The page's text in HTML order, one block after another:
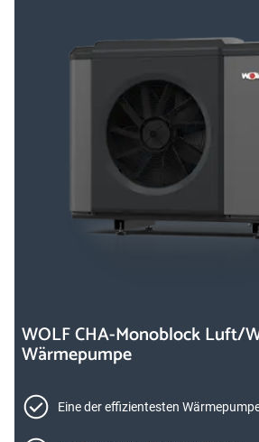
WOLF CHA-Monoblock Luft/
Wärmepumpe
Eine der effizientesten